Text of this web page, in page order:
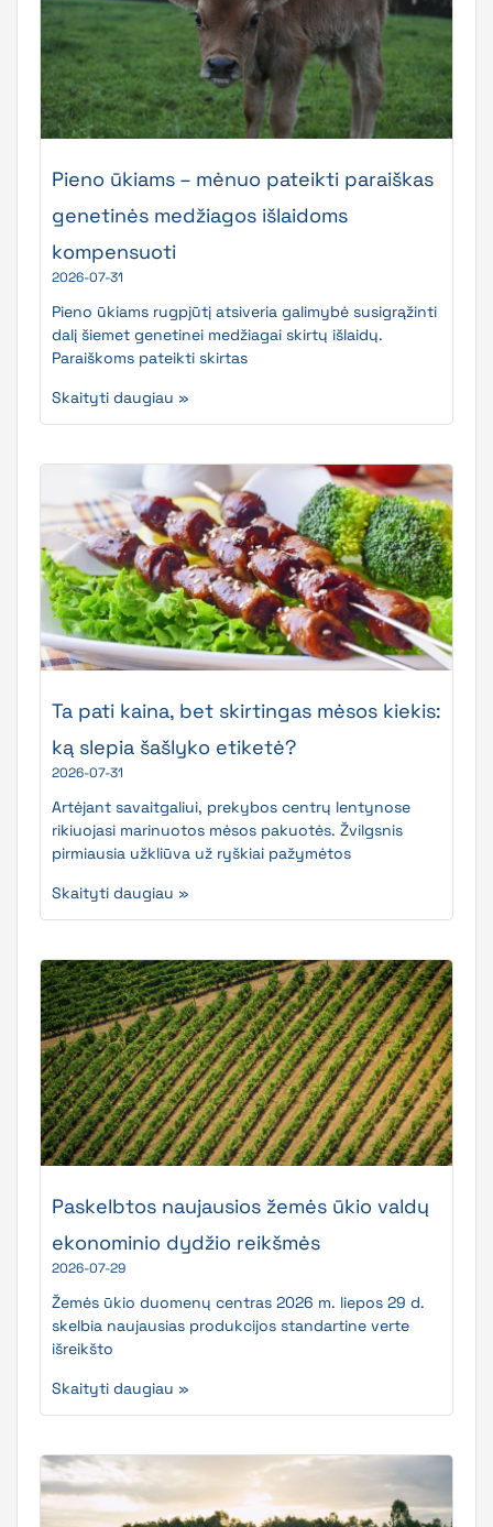
Pieno ūkiams – mėnuo pateikti paraiškas
genetinės medžiagos išlaidoms
kompensuoti
2026-07-31
Pieno ūkiams rugpjūtį atsiveria galimybė susigrąžinti
dalį šiemet genetinei medžiagai skirtų išlaidų.
Paraiškoms pateikti skirtas
Skaityti daugiau »
Ta pati kaina, bet skirtingas mėsos kiekis:
ką slepia šašlyko etiketė?
2026-07-31
Artėjant savaitgaliui, prekybos centrų lentynose
rikiuojasi marinuotos mėsos pakuotės. Žvilgsnis
pirmiausia užkliūva už ryškiai pažymėtos
Skaityti daugiau »
Paskelbtos naujausios žemės ūkio valdų
ekonominio dydžio reikšmės
2026-07-29
Žemės ūkio duomenų centras 2026 m. liepos 29 d.
skelbia naujausias produkcijos standartine verte
išreikšto
Skaityti daugiau »